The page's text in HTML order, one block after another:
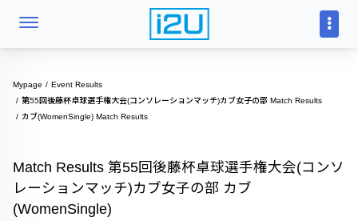
Mypage
Event Results
第55回後藤杯卓球選手権大会(コンソレーションマッチ)カブ女子の部 Match Results
カブ(WomenSingle) Match Results
Match Results 第55回後藤杯卓球選手権大会(コンソ
レーションマッチ)カブ女子の部 カブ
(WomenSingle)